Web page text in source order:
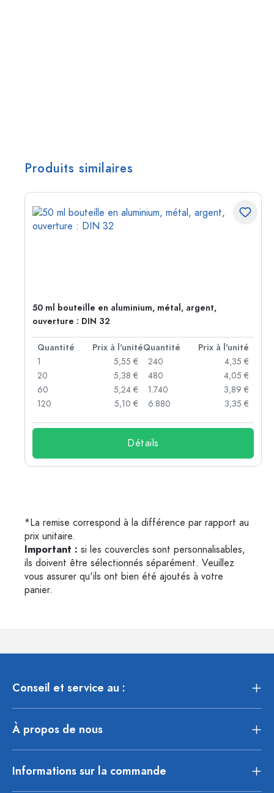
Produits similaires
50 ml bouteille en aluminium, métal, argent,
ouverture : DIN 32
Quantité Prix à l'unitéQuantité
Prix à l'unité
1
5,55 €
20
5,38 €
60
5,24 €
120
5,10 €
240
4,35 €
480
4,05 €
1.740
3,89 €
6.880
3,35 €
Détails
*La remise correspond à la différence par rapport au
prix unitaire.
Important : si les couvercles sont personnalisables,
ils doivent être sélectionnés séparément. Veuillez
vous assurer qu'ils ont bien été ajoutés à votre
panier.
Conseil et service au :
À propos de nous
Informations sur la commande